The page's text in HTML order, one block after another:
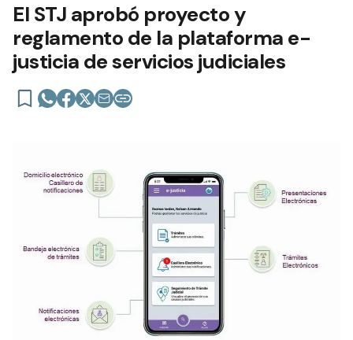
El STJ aprobó proyecto y
reglamento de la plataforma e-
justicia de servicios judiciales